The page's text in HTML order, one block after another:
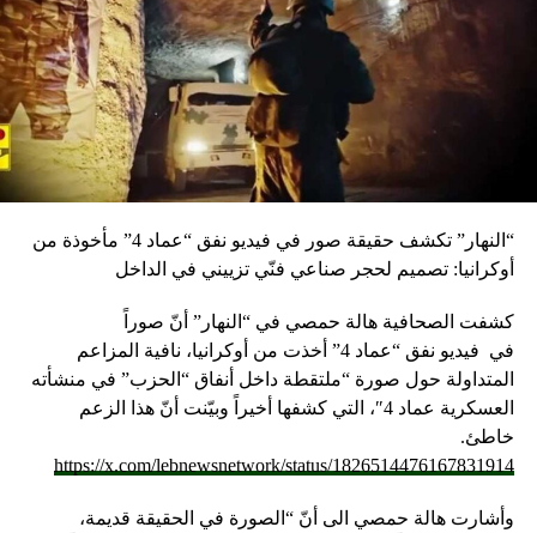
“النهار” تكشف حقيقة صور في فيديو نفق “عماد 4” مأخوذة من
أوكرانيا: تصميم لحجر صناعي فنّي تزييني في الداخل
كشفت الصحافية هالة حمصي في “النهار” أنّ صوراً
في فيديو
نفق “عماد 4” أخذت من أوكرانيا، نافية المزاعم
المتداولة حول صورة “ملتقطة داخل أنفاق “الحزب” في منشأته
العسكرية عماد 4″، التي كشفها أخيراً وبيّنت أنّ هذا الزعم
خاطئ.
https://x.com/lebnewsnetwork/status/1826514476167831914
وأشارت هالة حمصي الى أنّ “الصورة في الحقيقة قديمة،